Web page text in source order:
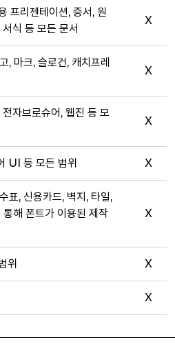
프리젠테이션, 증서, 원
식 등 모든 문서
X
, 마크, 슬로건, 캐치프레
X
자브로슈어, 웹진 등 모
X
UI 등 모든 범위 X
표, 신용카드, 벽지, 타일,
해 폰트가 이용된 제작
X
위 X
X